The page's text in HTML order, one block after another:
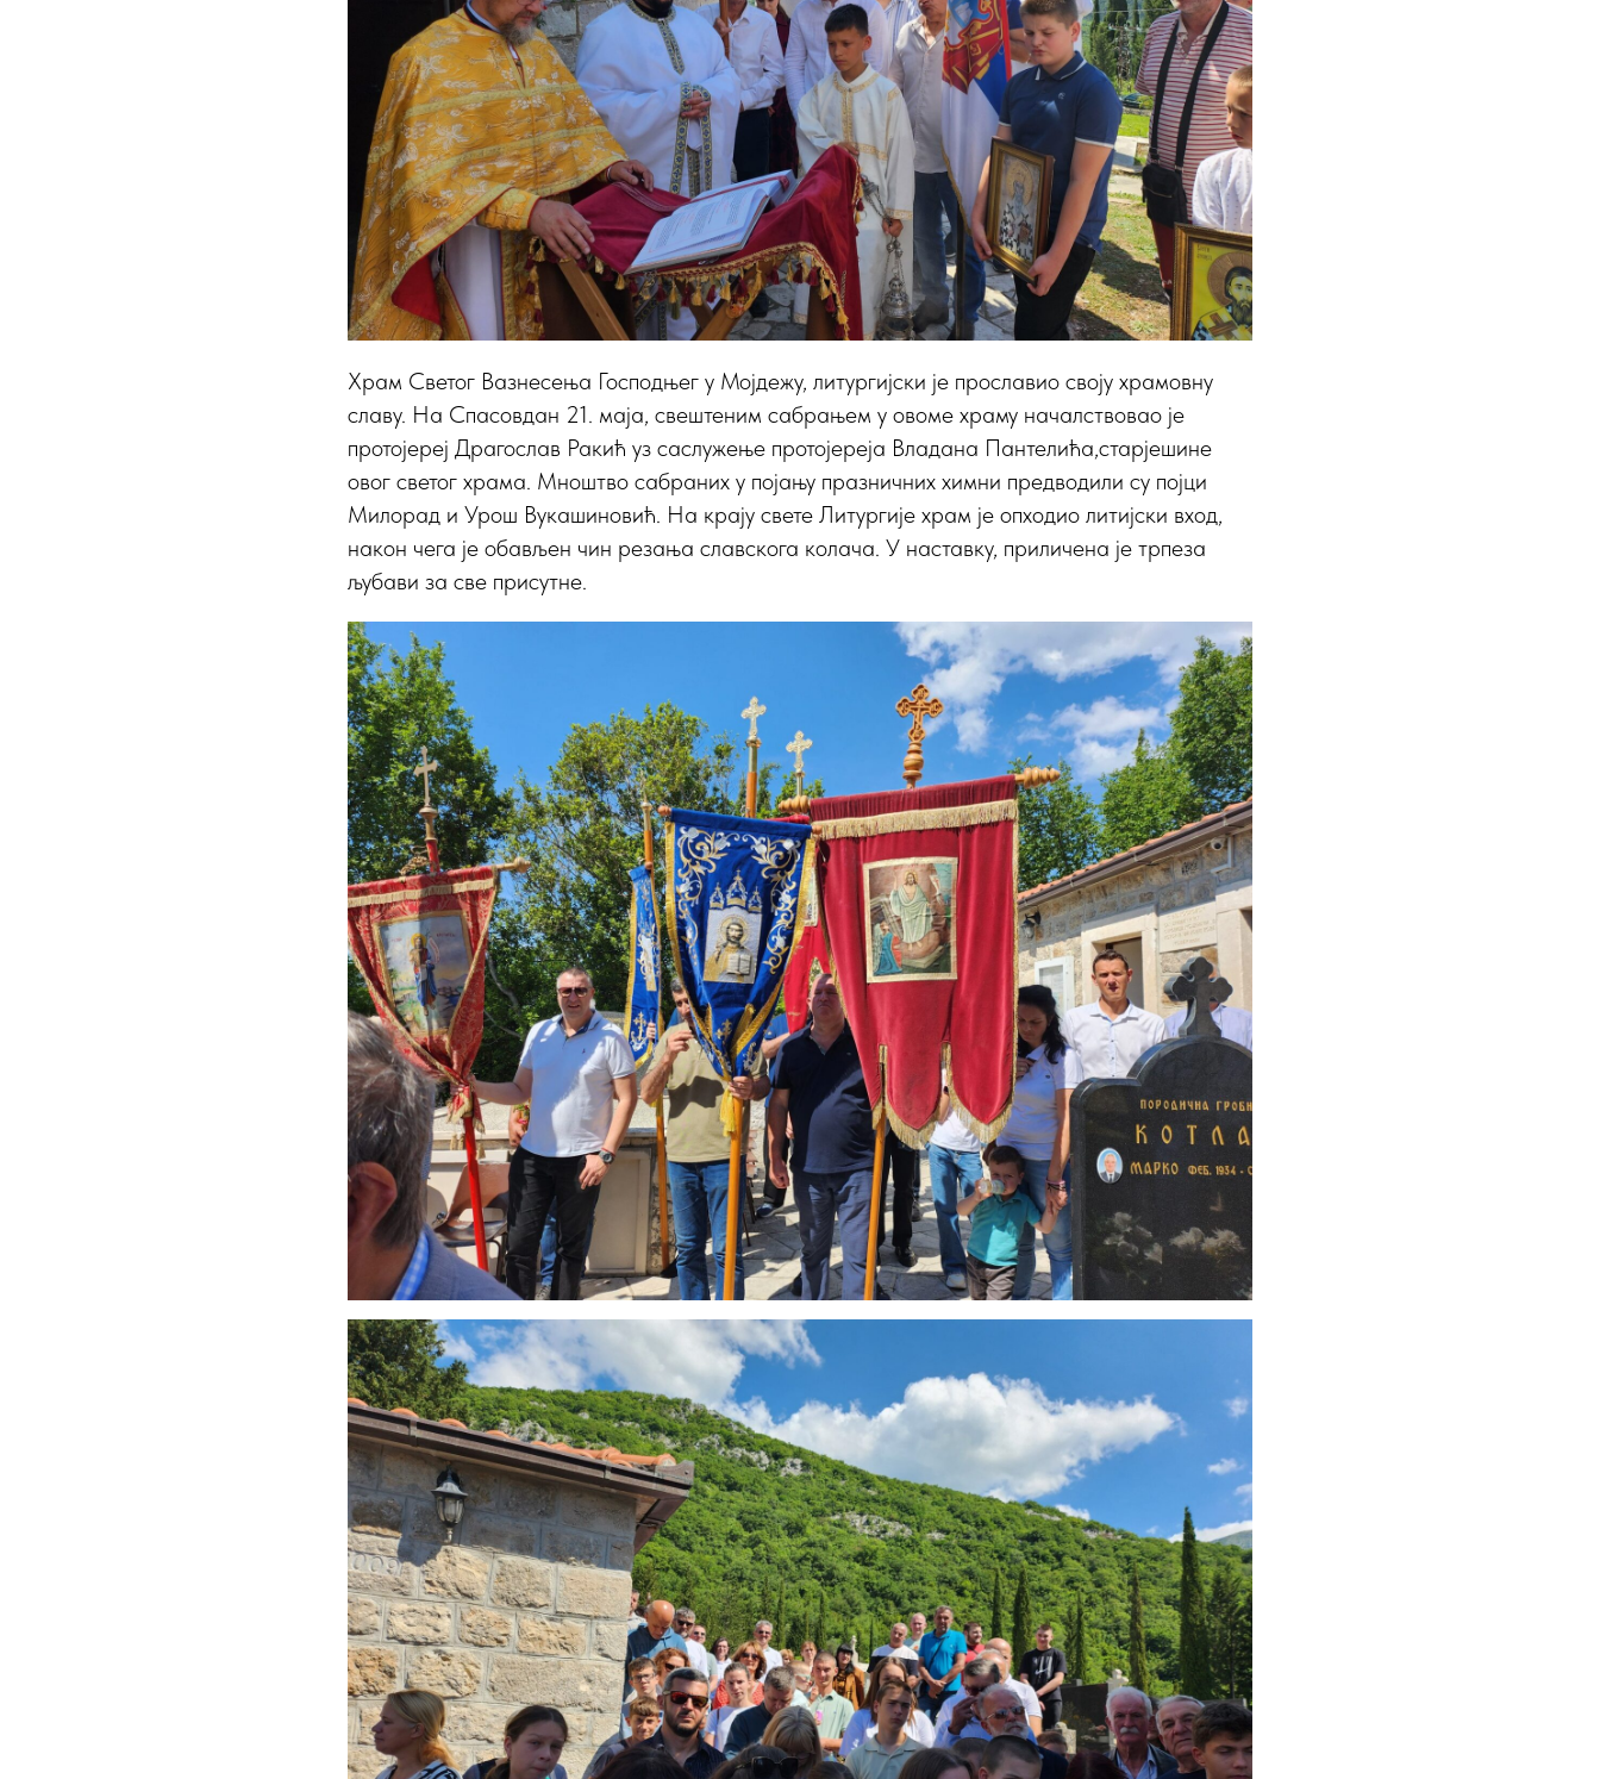
Храм Светог Вазнесења Господњег у Мојдежу, литургијски је прославио своју храмовну
славу. На Спасовдан 21. маја, свештеним сабрањем у овоме храму началствовао је
протојереј Драгослав Ракић уз саслужење протојереја Владана Пантелића,старјешине
овог светог храма. Мноштво сабраних у појању празничних химни предводили су појци
Милорад и Урош Вукашиновић. На крају свете Литургије храм је опходио литијски вход,
након чега је обављен чин резања славскога колача. У наставку, приличена је трпеза
љубави за све присутне.